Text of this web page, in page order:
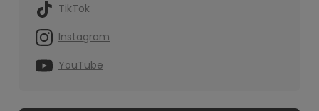
TikTok
Instagram
YouTube